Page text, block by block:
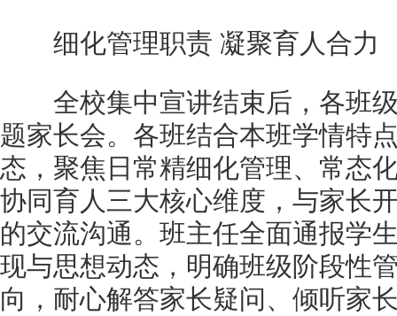
细化管理职责 凝聚育人合力
全校集中宣讲结束后，各班级
题家长会。各班结合本班学情特
态，聚焦日常精细化管理、常态
协同育人三大核心维度，与家长
的交流沟通。班主任全面通报学
现与思想动态，明确班级阶段性
向，耐心解答家长疑问、倾听家